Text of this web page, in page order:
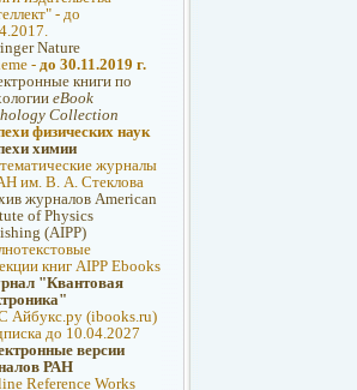
- до
Nature
- до 30.11.2019 г.
книги по
eBook
Collection
физических наук
химии
журналы
им. В. А. Стеклова
журналов American
of Physics
(AIPP)
книг AIPP Ebooks
"Квантовая
Айбукс.ру (ibooks.ru)
до 10.04.2027
версии
РАН
Reference Works